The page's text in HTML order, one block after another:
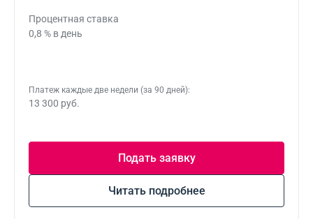
Процентная ставка
0,8 % в день
Платеж каждые две недели (за 90 дней):
13 300 руб.
Подать заявку
Читать подробнее